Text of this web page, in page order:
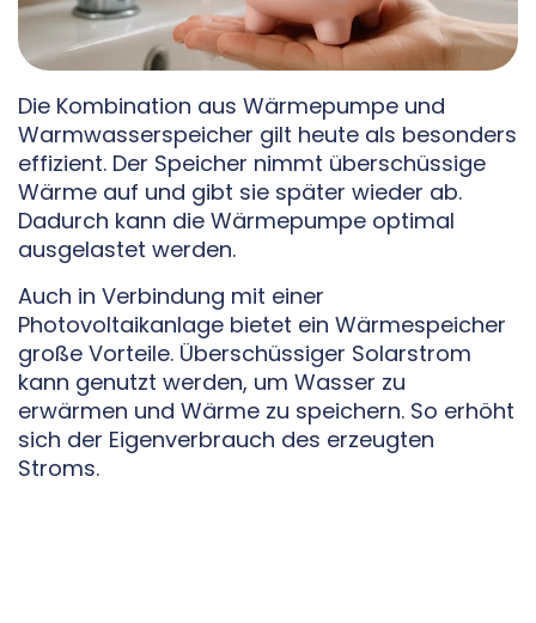
Die Kombination aus Wärmepumpe und
Warmwasserspeicher gilt heute als besonders
effizient. Der Speicher nimmt überschüssige
Wärme auf und gibt sie später wieder ab.
Dadurch kann die Wärmepumpe optimal
ausgelastet werden.
Auch in Verbindung mit einer
Photovoltaikanlage bietet ein Wärmespeicher
große Vorteile. Überschüssiger Solarstrom
kann genutzt werden, um Wasser zu
erwärmen und Wärme zu speichern. So erhöht
sich der Eigenverbrauch des erzeugten
Stroms.